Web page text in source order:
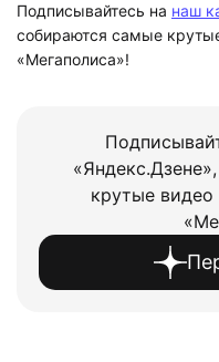
Подписывайтесь на наш
собираются самые
«Мегаполиса»!
крутые видео